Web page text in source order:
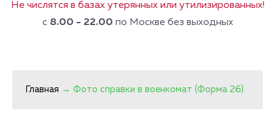
Не числятся в базах утерянных или утилизированных!
с 8.00 - 22.00 по Москве без выходных
Главная → Фото справки в военкомат (Форма 26)